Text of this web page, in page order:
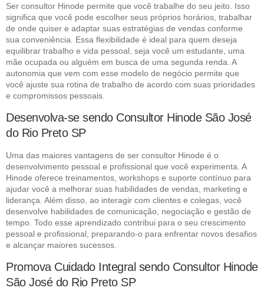
Ser consultor Hinode permite que você trabalhe do seu jeito. Isso
significa que você pode escolher seus próprios horários, trabalhar
de onde quiser e adaptar suas estratégias de vendas conforme
sua conveniência. Essa flexibilidade é ideal para quem deseja
equilibrar trabalho e vida pessoal, seja você um estudante, uma
mãe ocupada ou alguém em busca de uma segunda renda. A
autonomia que vem com esse modelo de negócio permite que
você ajuste sua rotina de trabalho de acordo com suas prioridades
e compromissos pessoais.
Desenvolva-se sendo Consultor Hinode São José
do Rio Preto SP
Uma das maiores vantagens de ser consultor Hinode é o
desenvolvimento pessoal e profissional que você experimenta. A
Hinode oferece treinamentos, workshops e suporte contínuo para
ajudar você a melhorar suas habilidades de vendas, marketing e
liderança. Além disso, ao interagir com clientes e colegas, você
desenvolve habilidades de comunicação, negociação e gestão de
tempo. Todo esse aprendizado contribui para o seu crescimento
pessoal e profissional, preparando-o para enfrentar novos desafios
e alcançar maiores sucessos.
Promova Cuidado Integral sendo Consultor Hinode
São José do Rio Preto SP